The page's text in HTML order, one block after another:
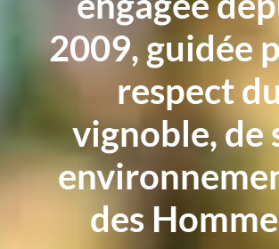
2009, guidée
respect du
vignoble, de
des